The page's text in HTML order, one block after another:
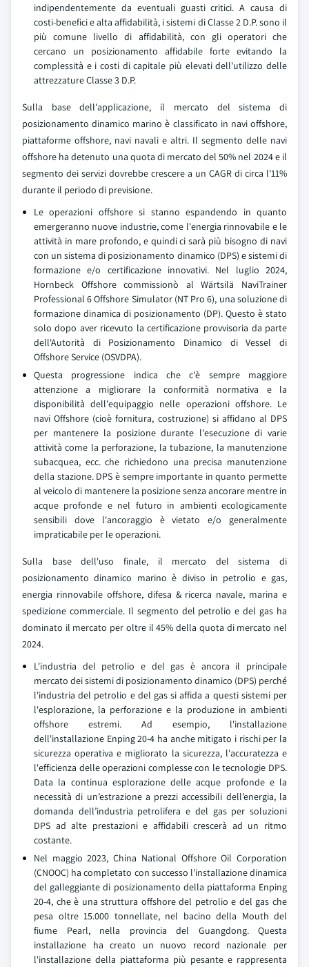
indipendentemente da eventuali guasti critici. A causa di
costi-benefici e alta affidabilità, i sistemi di Classe 2 D.P. sono il
più comune livello di affidabilità, con gli operatori che
cercano un posizionamento affidabile forte evitando la
complessità e i costi di capitale più elevati dell'utilizzo delle
attrezzature Classe 3 D.P.
Sulla base dell'applicazione, il mercato del sistema di
posizionamento dinamico marino è classificato in navi offshore,
piattaforme offshore, navi navali e altri. Il segmento delle navi
offshore ha detenuto una quota di mercato del 50% nel 2024 e il
segmento dei servizi dovrebbe crescere a un CAGR di circa l'11%
durante il periodo di previsione.
Le operazioni offshore si stanno espandendo in quanto
emergeranno nuove industrie, come l'energia rinnovabile e le
attività in mare profondo, e quindi ci sarà più bisogno di navi
con un sistema di posizionamento dinamico (DPS) e sistemi di
formazione e/o certificazione innovativi. Nel luglio 2024,
Hornbeck Offshore commissionò al Wärtsilä NaviTrainer
Professional 6 Offshore Simulator (NT Pro 6), una soluzione di
formazione dinamica di posizionamento (DP). Questo è stato
solo dopo aver ricevuto la certificazione provvisoria da parte
dell'Autorità di Posizionamento Dinamico di Vessel di
Offshore Service (OSVDPA).
Questa progressione indica che c'è sempre maggiore
attenzione a migliorare la conformità normativa e la
disponibilità dell'equipaggio nelle operazioni offshore. Le
navi Offshore (cioè fornitura, costruzione) si affidano al DPS
per mantenere la posizione durante l'esecuzione di varie
attività come la perforazione, la tubazione, la manutenzione
subacquea, ecc. che richiedono una precisa manutenzione
della stazione. DPS è sempre importante in quanto permette
al veicolo di mantenere la posizione senza ancorare mentre in
acque profonde e nel futuro in ambienti ecologicamente
sensibili dove l'ancoraggio è vietato e/o generalmente
impraticabile per le operazioni.
Sulla base dell'uso finale, il mercato del sistema di
posizionamento dinamico marino è diviso in petrolio e gas,
energia rinnovabile offshore, difesa & ricerca navale, marina e
spedizione commerciale. Il segmento del petrolio e del gas ha
dominato il mercato per oltre il 45% della quota di mercato nel
2024.
L'industria del petrolio e del gas è ancora il principale
mercato dei sistemi di posizionamento dinamico (DPS) perché
l'industria del petrolio e del gas si affida a questi sistemi per
l'esplorazione, la perforazione e la produzione in ambienti
offshore estremi. Ad esempio, l'installazione
dell'installazione Enping 20-4 ha anche mitigato i rischi per la
sicurezza operativa e migliorato la sicurezza, l'accuratezza e
l'efficienza delle operazioni complesse con le tecnologie DPS.
Data la continua esplorazione delle acque profonde e la
necessità di un’estrazione a prezzi accessibili dell’energia, la
domanda dell’industria petrolifera e del gas per soluzioni
DPS ad alte prestazioni e affidabili crescerà ad un ritmo
costante.
Nel maggio 2023, China National Offshore Oil Corporation
(CNOOC) ha completato con successo l'installazione dinamica
del galleggiante di posizionamento della piattaforma Enping
20-4, che è una struttura offshore del petrolio e del gas che
pesa oltre 15.000 tonnellate, nel bacino della Mouth del
fiume Pearl, nella provincia del Guangdong. Questa
installazione ha creato un nuovo record nazionale per
l'installazione della piattaforma più pesante e rappresenta